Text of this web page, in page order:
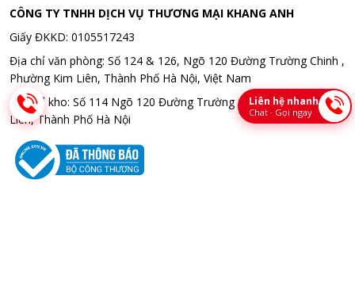
CÔNG TY TNHH DỊCH VỤ THƯƠNG MẠI KHANG ANH
Giấy ĐKKD: 0105517243
Địa chỉ văn phòng: Số 124 & 126, Ngõ 120 Đường Trường Chinh ,
Phường Kim Liên, Thành Phố Hà Nội, Việt Nam
Địa chỉ kho: Số 114 Ngõ 120 Đường Trường Chinh , Phường Kim
Liên, Thành Phố Hà Nội
Liên hệ nhanh
Chat · Gọi ngay